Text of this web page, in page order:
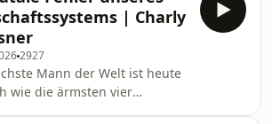
ohne an internen
bei einem Krankenstand
Und unter Donald
es noch schlimmer.
werden
Umweltschutz
und Wissenschaft
| Charly
2927
Mann der Welt ist heute
wie die ärmsten vier